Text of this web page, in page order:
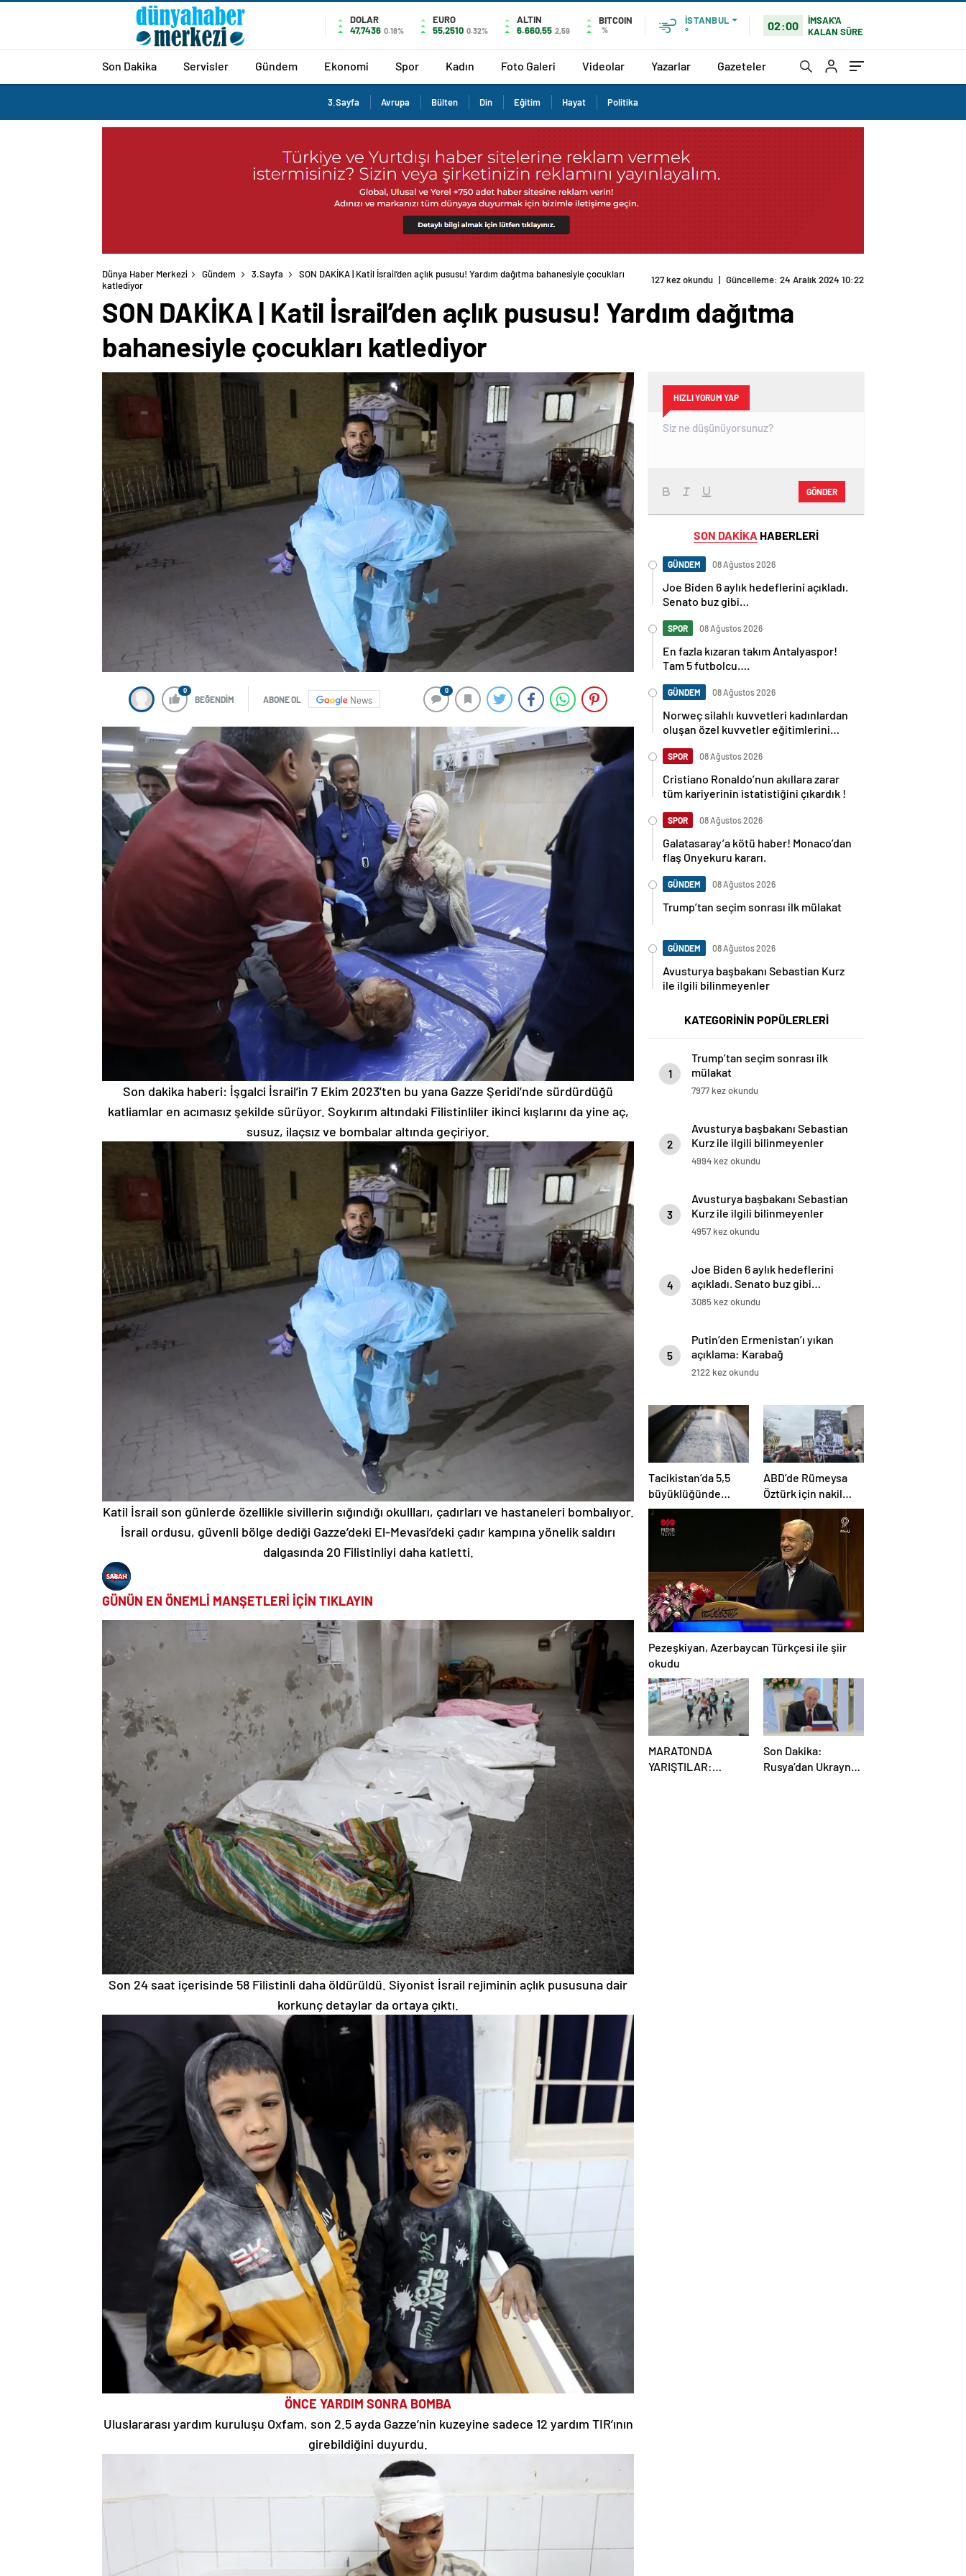
DOLAR
47,7436 0.18%
EURO
55,2510 0.32%
ALTIN
6.660,55 2,59
BITCOIN
%
İSTANBUL
°
02:00
İMSAK'A
KALAN SÜRE
Son Dakika Servisler Gündem Ekonomi Spor Kadın Foto Galeri Videolar Yazarlar Gazeteler
3.Sayfa Avrupa Bülten Din Eğitim Hayat Politika
Dünya Haber Merkezi Gündem 3.Sayfa SON DAKİKA | Katil İsrail’den açlık pususu! Yardım dağıtma bahanesiyle çocukları katlediyor
SON DAKİKA | Katil İsrail’den açlık pususu! Yardım dağıtma
bahanesiyle çocukları katlediyor
News
Son dakika haberi: İşgalci İsrail’in 7 Ekim 2023’ten bu yana Gazze Şeridi’nde sürdürdüğü
katliamlar en acımasız şekilde sürüyor. Soykırım altındaki Filistinliler ikinci kışlarını da yine aç,
susuz, ilaçsız ve bombalar altında geçiriyor.
Katil İsrail son günlerde özellikle sivillerin sığındığı okullları, çadırları ve hastaneleri bombalıyor.
İsrail ordusu, güvenli bölge dediği Gazze’deki El-Mevasi’deki çadır kampına yönelik saldırı
dalgasında 20 Filistinliyi daha katletti.
GÜNÜN EN ÖNEMLİ MANŞETLERİ İÇİN TIKLAYIN
Son 24 saat içerisinde 58 Filistinli daha öldürüldü. Siyonist İsrail rejiminin açlık pususuna dair
korkunç detaylar da ortaya çıktı.
ÖNCE YARDIM SONRA BOMBA
Uluslararası yardım kuruluşu Oxfam, son 2.5 ayda Gazze’nin kuzeyine sadece 12 yardım TIR’ının
girebildiğini duyurdu.
HIZLI YORUM YAP
GÖNDER
Joe Biden 6 aylık hedeflerini açıkladı.
Senato buz gibi…
En fazla kızaran takım Antalyaspor!
Tam 5 futbolcu….
Norweç silahlı kuvvetleri kadınlardan
oluşan özel kuvvetler eğitimlerini
başlattı.
Cristiano Ronaldo’nun akıllara zarar
tüm kariyerinin istatistiğini çıkardık !
Galatasaray’a kötü haber! Monaco’dan
flaş Onyekuru kararı.
Trump’tan seçim sonrası ilk mülakat
Avusturya başbakanı Sebastian Kurz
ile ilgili bilinmeyenler
1
mülakat
7977 kez okundu
2
Kurz ile ilgili bilinmeyenler
4994 kez okundu
3
Kurz ile ilgili bilinmeyenler
4957 kez okundu
4
açıkladı. Senato buz gibi…
3085 kez okundu
5
açıklama: Karabağ
Azerbaycan’ın ayrılmaz bir
parçasıdır!
2122 kez okundu
Tacikistan’da 5,5
büyüklüğünde
deprem meydana
geldi
ABD’de Rümeysa
Öztürk için nakil
kararı
Pezeşkiyan, Azerbaycan Türkçesi ile şiir
okudu
MARATONDA
YARIŞTILAR:
Robotlar ve insanlar
Son Dakika:
Rusya’dan Ukrayna
kararı! Kremlin